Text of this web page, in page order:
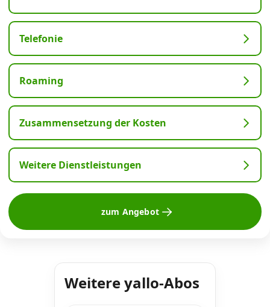
Telefonie
Roaming
Zusammensetzung der Kosten
Weitere Dienstleistungen
zum Angebot
Weitere yallo-Abos